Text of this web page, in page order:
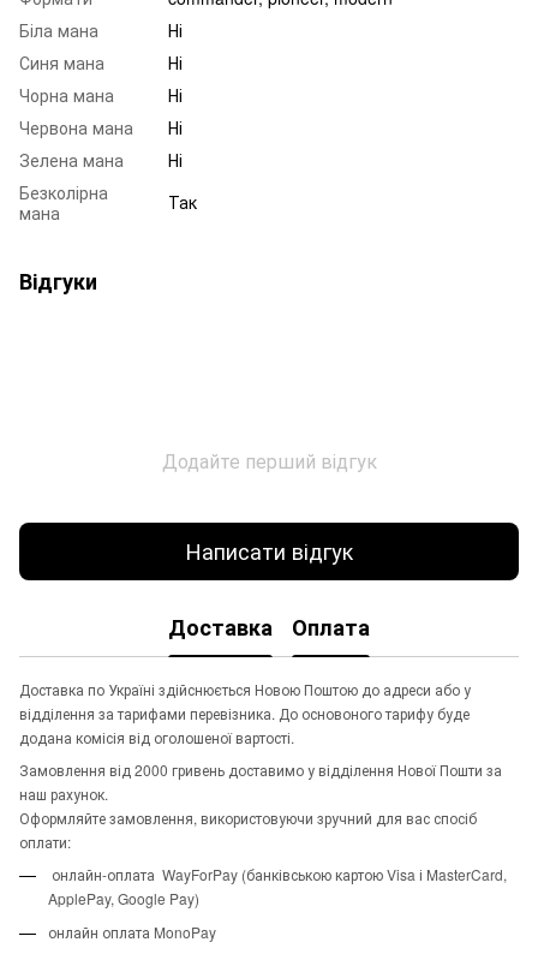
Біла мана
Ні
Синя мана
Ні
Чорна мана
Ні
Червона мана
Ні
Зелена мана
Ні
Безколірна
мана
Так
Відгуки
Додайте перший відгук
Написати відгук
Доставка Оплата
Доставка по Україні здійснюється Новою Поштою до адреси або у
відділення за тарифами перевізника. До основоного тарифу буде
додана комісія від оголошеної вартості.
Замовлення від 2000 гривень доставимо у відділення Нової Пошти за
наш рахунок.
Оформляйте замовлення, використовуючи зручний для вас спосіб
оплати:
онлайн-оплата WayForPay (банківською картою Visa і MasterCard,
ApplePay, Google Pay)
онлайн оплата MonoPay